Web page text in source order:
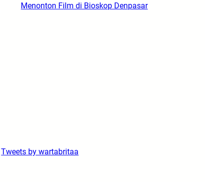
Menonton Film di Bioskop Denpasar
Tweets by wartabritaa